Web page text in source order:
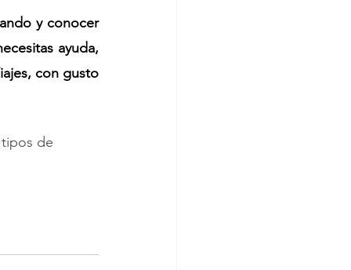
y conocer
ayuda,
con gusto
de